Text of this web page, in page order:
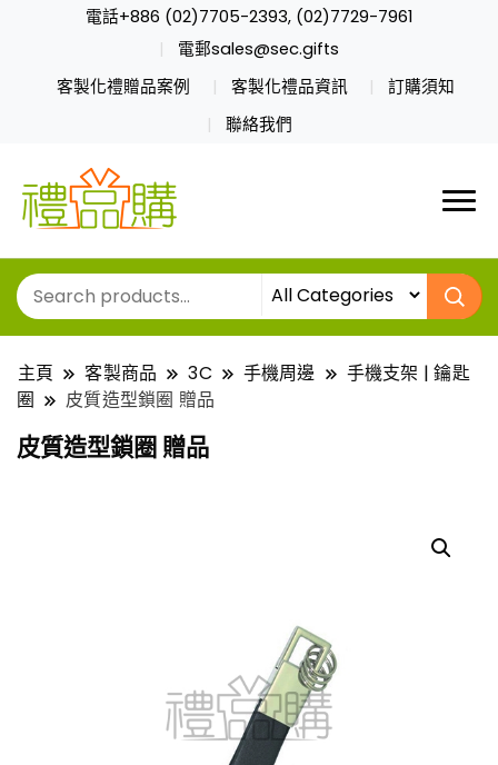
電話+886 (02)7705-2393, (02)7729-7961
電郵sales@sec.gifts
客製化禮贈品案例
客製化禮品資訊
訂購須知
聯絡我們
主頁 客製商品 3C 手機周邊
手機支架 | 鑰匙
圈
皮質造型鎖圈 贈品
皮質造型鎖圈 贈品